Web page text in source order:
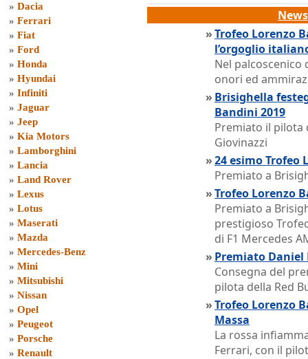
» Dacia
» Ferrari
» Fiat
» Ford
» Honda
» Hyundai
» Infiniti
» Jaguar
» Jeep
» Kia Motors
» Lamborghini
» Lancia
» Land Rover
» Lexus
» Lotus
» Maserati
» Mazda
» Mercedes-Benz
» Mini
» Mitsubishi
» Nissan
» Opel
» Peugeot
» Porsche
» Renault
»Trofeo Lorenzo
l’orgoglio
Nel
onori ed
» Brisighella
Bandini 2019
Premiato il pilota
Giovinazzi
»24 esimo Trofeo
Premiato a
»Trofeo Lorenzo
Premiato a
prestigioso
di F1 Mercedes
» Premiato Daniel
Consegna del
pilota della Red
»Trofeo Lorenzo
Massa
La rossa
Ferrari, con il